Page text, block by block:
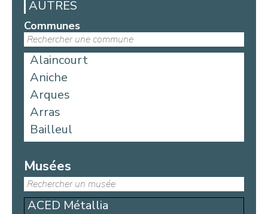
AUTRES
Communes
Alaincourt
Aniche
Arques
Arras
Bailleul
Bellicourt
Berck
Béthune
Blangy-sur-Bresle
Musées
ACED Métallia